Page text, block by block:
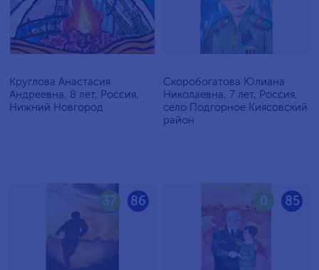
Круглова Анастасия
Андреевна, 8 лет, Россия,
Нижний Новгород
Скоробогатова Юлиана
Николаевна, 7 лет, Россия,
село Подгорное Киясовский
район
86
37 85
0